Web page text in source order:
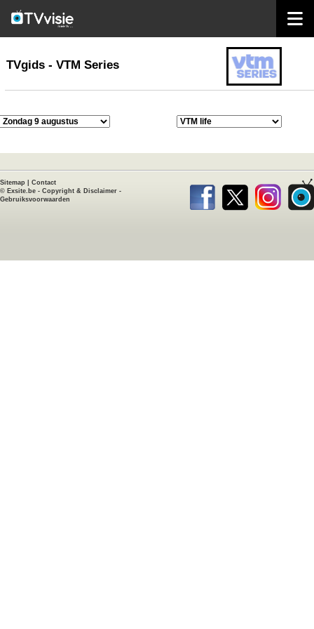
TVgids
TVgids - VTM Series
Sitemap
Contact
© Exsite.be - Copyright & Disclaimer -
Gebruiksvoorwaarden